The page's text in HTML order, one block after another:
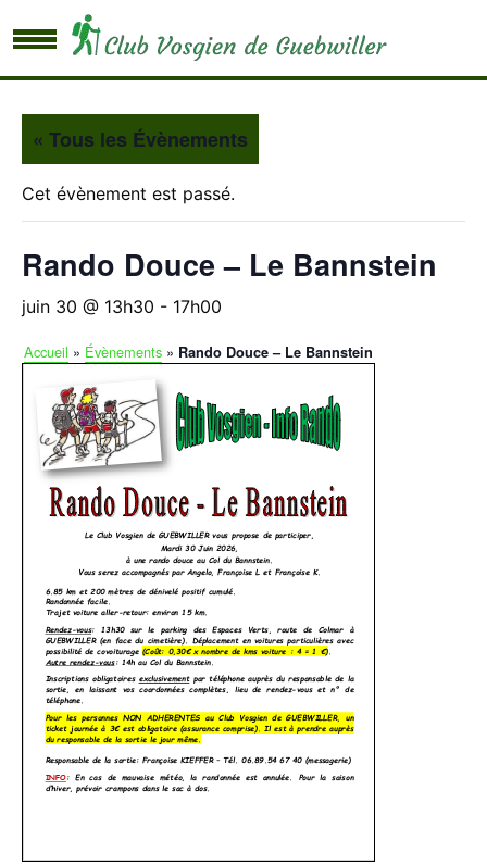
« Tous les Évènements
Cet évènement est passé.
Rando Douce – Le Bannstein
juin 30 @ 13h30 - 17h00
Accueil » Évènements » Rando Douce – Le Bannstein